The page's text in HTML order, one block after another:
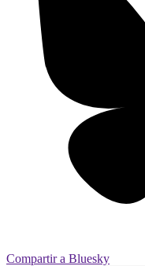
Compartir a Bluesky